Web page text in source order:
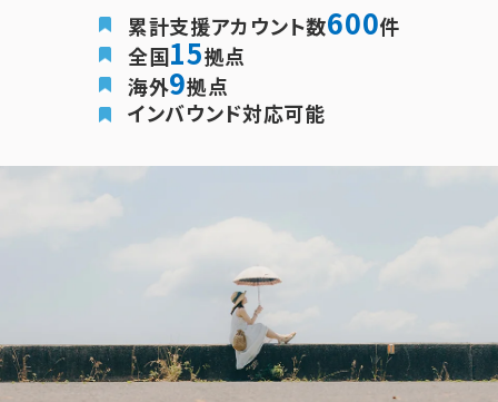
累計支援アカウント数600件
全国15拠点
海外9拠点
インバウンド対応可能